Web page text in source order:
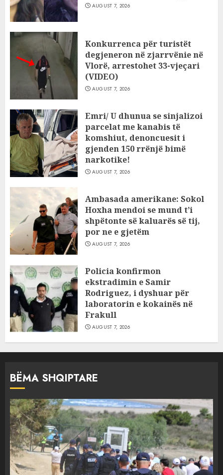
AUGUST 7, 2026
Konkurrenca për turistët
degjeneron në zjarrvënie në
Vlorë, arrestohet 33-vjeçari
(VIDEO)
AUGUST 7, 2026
Emri/ U dhunua se sinjalizoi
parcelat me kanabis të
komshiut, denoncuesit i
gjenden 150 rrënjë bimë
narkotike!
AUGUST 7, 2026
Ambasada amerikane: Sokol
Hoxha mendoi se mund t’i
shpëtonte së kaluarës së tij,
por ne e gjetëm
AUGUST 7, 2026
Policia konfirmon
ekstradimin e Samir
Rodriguez, i dyshuar për
laboratorin e kokainës në
Frakull
AUGUST 7, 2026
BËMA SHQIPTARE